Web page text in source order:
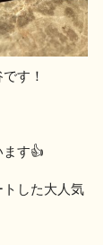
す！
す👍
した大人気